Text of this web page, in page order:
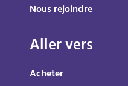
Nous rejoindre
Aller vers
Acheter